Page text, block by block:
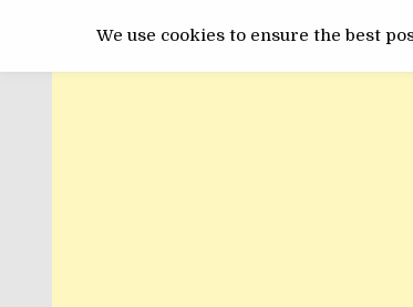
GET ONLINE
We use cookies to ensure the best